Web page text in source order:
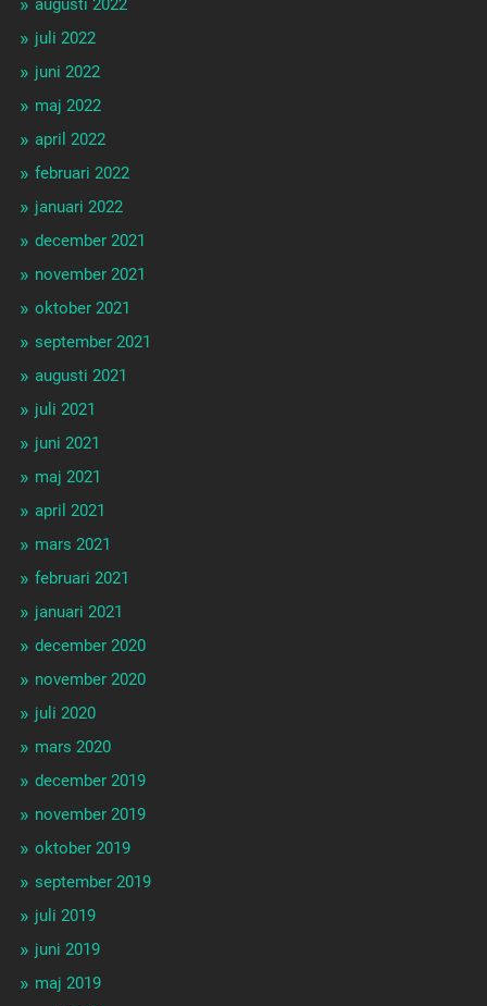
augusti 2022
juli 2022
juni 2022
maj 2022
april 2022
februari 2022
januari 2022
december 2021
november 2021
oktober 2021
september 2021
augusti 2021
juli 2021
juni 2021
maj 2021
april 2021
mars 2021
februari 2021
januari 2021
december 2020
november 2020
juli 2020
mars 2020
december 2019
november 2019
oktober 2019
september 2019
juli 2019
juni 2019
maj 2019